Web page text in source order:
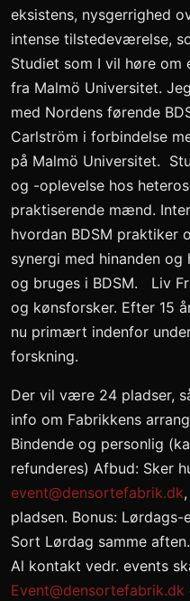
eksistens, nysgerrighed
intense tilstedeværelse,
Studiet som I vil høre
fra Malmö Universitet.
med Nordens førende
Carlström i forbindelse
på Malmö Universitet.
og -oplevelse hos
praktiserende mænd.
hvordan BDSM praktiker
synergi med hinanden
og bruges i BDSM. Liv
og kønsforsker. Efter 15
nu primært indenfor
forskning.
Der vil være 24 pladser,
info om Fabrikkens
Bindende og personlig
refunderes) Afbud: Sker
event@densortefabrik.dk
pladsen. Bonus:
Sort Lørdag samme
Al kontakt vedr. events
Event@densortefabrik.dk